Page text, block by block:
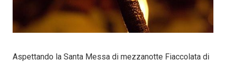
Aspettando la Santa Messa di mezzanotte Fiaccolata di